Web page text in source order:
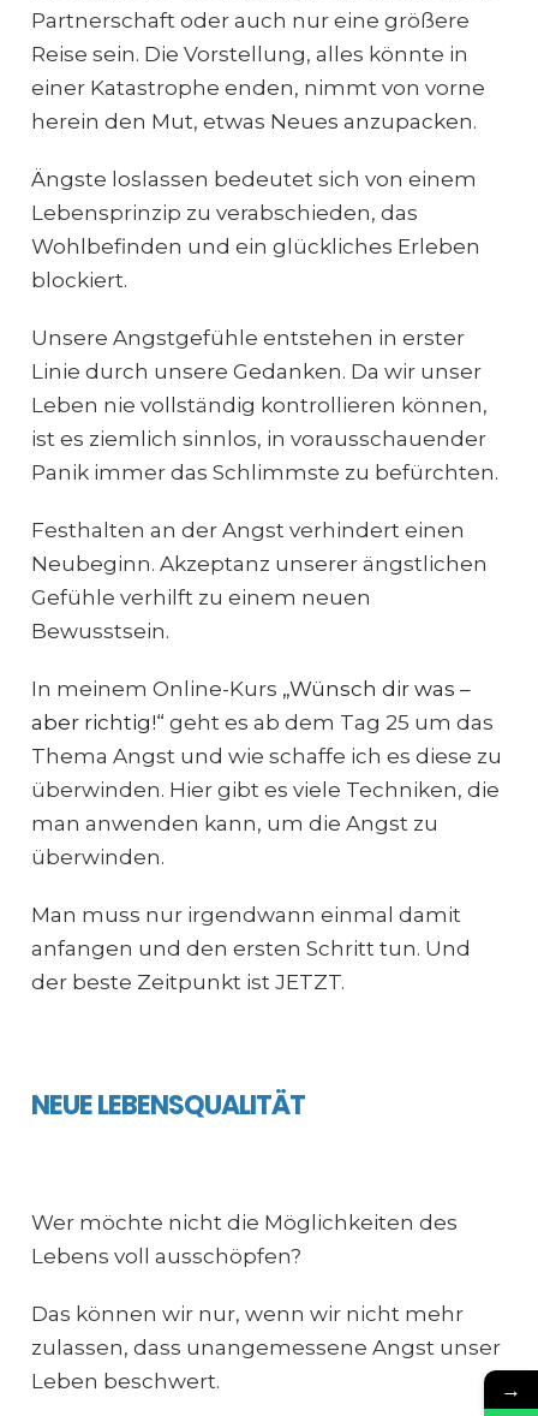
Partnerschaft oder auch nur eine größere
Reise sein. Die Vorstellung, alles könnte in
einer Katastrophe enden, nimmt von vorne
herein den Mut, etwas Neues anzupacken.
Ängste loslassen bedeutet sich von einem
Lebensprinzip zu verabschieden, das
Wohlbefinden und ein glückliches Erleben
blockiert.
Unsere Angstgefühle entstehen in erster
Linie durch unsere Gedanken. Da wir unser
Leben nie vollständig kontrollieren können,
ist es ziemlich sinnlos, in vorausschauender
Panik immer das Schlimmste zu befürchten.
Festhalten an der Angst verhindert einen
Neubeginn. Akzeptanz unserer ängstlichen
Gefühle verhilft zu einem neuen
Bewusstsein.
In meinem Online-Kurs „Wünsch dir was –
aber richtig!“ geht es ab dem Tag 25 um das
Thema Angst und wie schaffe ich es diese zu
überwinden. Hier gibt es viele Techniken, die
man anwenden kann, um die Angst zu
überwinden.
Man muss nur irgendwann einmal damit
anfangen und den ersten Schritt tun. Und
der beste Zeitpunkt ist JETZT.
NEUE LEBENSQUALITÄT
Wer möchte nicht die Möglichkeiten des
Lebens voll ausschöpfen?
Das können wir nur, wenn wir nicht mehr
zulassen, dass unangemessene Angst unser
Leben beschwert.
→